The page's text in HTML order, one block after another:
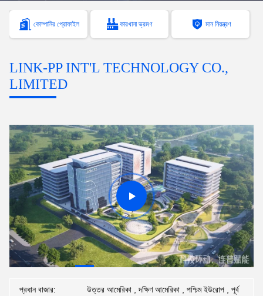
কোম্পানির প্রোফাইল কারখানা ভ্রমণ মান নিয়ন্ত্রণ
LINK-PP INT'L TECHNOLOGY CO.,
LIMITED
প্রধান বাজার:
উত্তর আমেরিকা , দক্ষিণ আমেরিকা , পশ্চিম ইউরোপ , পূর্ব